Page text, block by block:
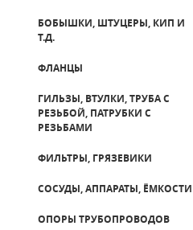
БОБЫШКИ, ШТУЦЕРЫ, КИП И
Т.Д.
ФЛАНЦЫ
ГИЛЬЗЫ, ВТУЛКИ, ТРУБА С
РЕЗЬБОЙ, ПАТРУБКИ С
РЕЗЬБАМИ
ФИЛЬТРЫ, ГРЯЗЕВИКИ
СОСУДЫ, АППАРАТЫ, ЁМКОСТИ
ОПОРЫ ТРУБОПРОВОДОВ